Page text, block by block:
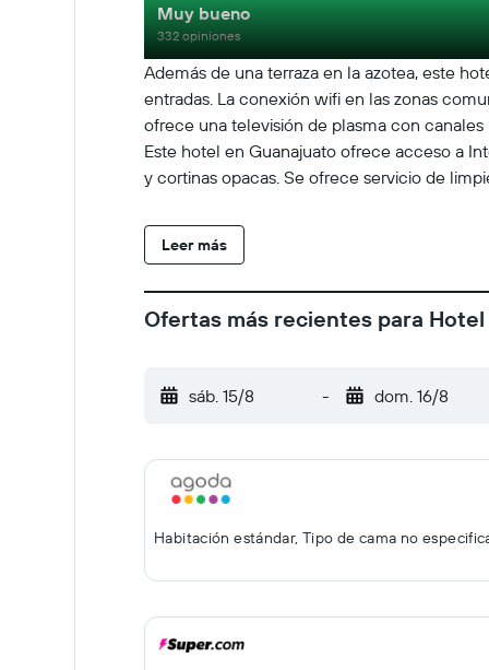
Además de una terraza en la azotea, este
entradas. La conexión wifi en las zonas
ofrece una televisión de plasma con
Este hotel en Guanajuato ofrece acceso a
y cortinas opacas. Se ofrece servicio de
Leer más
Muy bueno
332 opiniones
Ofertas más recientes para
sáb. 15/8 - dom. 16/8
Habitación estándar, Tipo de cama no